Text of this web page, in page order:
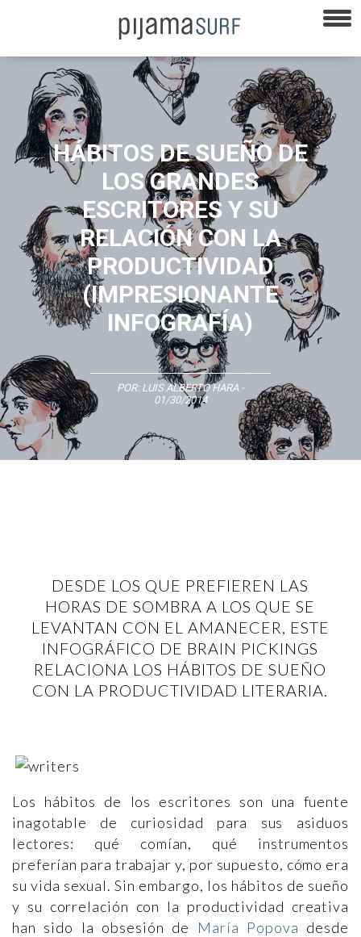
HÁBITOS DE SUEÑO DE
LOS GRANDES
ESCRITORES Y SU
RELACIÓN CON LA
PRODUCTIVIDAD
(IMPRESIONANTE
INFOGRAFÍA)
POR: LUIS ALBERTO HARA-
01/30/2014
DESDE LOS QUE PREFIEREN LAS
HORAS DE SOMBRA A LOS QUE SE
LEVANTAN CON EL AMANECER, ESTE
INFOGRÁFICO DE BRAIN PICKINGS
RELACIONA LOS HÁBITOS DE SUEÑO
CON LA PRODUCTIVIDAD LITERARIA.
Los hábitos de los escritores son una fuente
inagotable de curiosidad para sus asiduos
lectores: qué comían, qué instrumentos
preferían para trabajar y, por supuesto, cómo era
su vida sexual. Sin embargo, los hábitos de sueño
y su correlación con la productividad creativa
han sido la obsesión de María Popova desde